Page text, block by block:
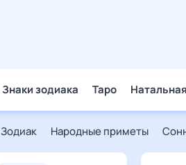
Знаки зодиака Таро
Зодиак Народные приметы